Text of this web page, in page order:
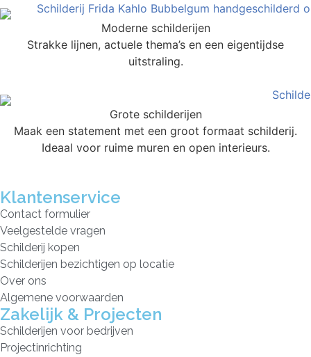
Moderne schilderijen
Strakke lijnen, actuele thema’s en een eigentijdse
uitstraling.
Grote schilderijen
Maak een statement met een groot formaat schilderij.
Ideaal voor ruime muren en open interieurs.
Klantenservice
Contact formulier
Veelgestelde vragen
Schilderij kopen
Schilderijen bezichtigen op locatie
Over ons
Algemene voorwaarden
Zakelijk & Projecten
Schilderijen voor bedrijven
Projectinrichting